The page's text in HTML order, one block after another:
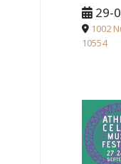
29-
1002
10554